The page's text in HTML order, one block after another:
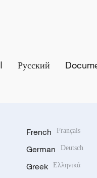
Русский
French Français
German Deutsch
Greek Ελληνικά